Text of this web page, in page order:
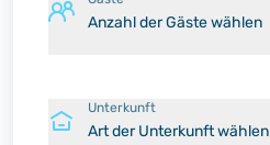
Anzahl der Gäste wählen
Unterkunft
Art der Unterkunft wählen